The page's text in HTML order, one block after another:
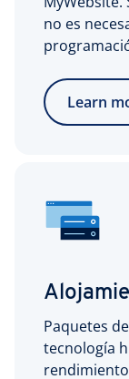
no es
Learn
Paquetes
tecnología